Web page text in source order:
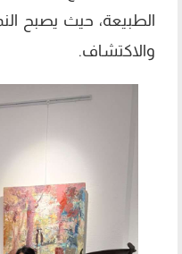
الطبيعة، حيث يصبح
والاكتشاف.